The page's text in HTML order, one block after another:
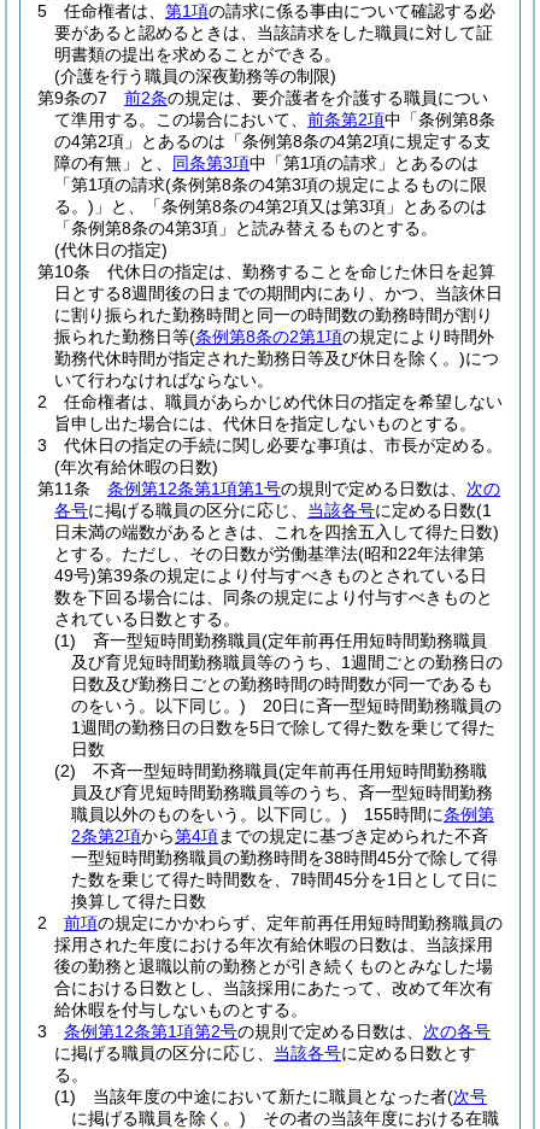
5
任命権者は、 第1項の請求に係る事由について確認する必
要があると認めるときは、当該請求をした職員に対して証
明書類の提出を求めることができる。
(介護を行う職員の深夜勤務等の制限)
第9条の7
前2条の規定は、要介護者を介護する職員につい
て準用する。
この場合において、 前条第2項中「条例第8条
の4第2項」とあるのは「条例第8条の4第2項に規定する支
障の有無」と、 同条第3項中「第1項の請求」とあるのは
「第1項の請求(条例第8条の4第3項の規定によるものに限
る。) 」と、「条例第8条の4第2項又は第3項」とあるのは
「条例第8条の4第3項」と読み替えるものとする。
(代休日の指定)
第10条
代休日の指定は、勤務することを命じた休日を起算
日とする8週間後の日までの期間内にあり、かつ、当該休日
に割り振られた勤務時間と同一の時間数の勤務時間が割り
振られた勤務日等(条例第8条の2第1項の規定により時間外
勤務代休時間が指定された勤務日等及び休日を除く。)につ
いて行わなければならない。
2
任命権者は、職員があらかじめ代休日の指定を希望しない
旨申し出た場合には、代休日を指定しないものとする。
3
代休日の指定の手続に関し必要な事項は、市長が定める。
(年次有給休暇の日数)
第11条
条例第12条第1項第1号の規則で定める日数は、 次の
各号に掲げる職員の区分に応じ、 当該各号に定める日数(1
日未満の端数があるときは、これを四捨五入して得た日数)
とする。 ただし、その日数が労働基準法(昭和22年法律第
49号)第39条の規定により付与すべきものとされている日
数を下回る場合には、同条の規定により付与すべきものと
されている日数とする。
(1)
斉一型短時間勤務職員(定年前再任用短時間勤務職員
及び育児短時間勤務職員等のうち、1週間ごとの勤務日の
日数及び勤務日ごとの勤務時間の時間数が同一であるも
のをいう。以下同じ。) 20日に斉一型短時間勤務職員の
1週間の勤務日の日数を5日で除して得た数を乗じて得た
日数
(2)
不斉一型短時間勤務職員(定年前再任用短時間勤務職
員及び育児短時間勤務職員等のうち、斉一型短時間勤務
職員以外のものをいう。以下同じ。) 155時間に条例第
2条第2項から第4項までの規定に基づき定められた不斉
一型短時間勤務職員の勤務時間を38時間45分で除して得
た数を乗じて得た時間数を、7時間45分を1日として日に
換算して得た日数
2
前項の規定にかかわらず、定年前再任用短時間勤務職員の
採用された年度における年次有給休暇の日数は、当該採用
後の勤務と退職以前の勤務とが引き続くものとみなした場
合における日数とし、当該採用にあたって、改めて年次有
給休暇を付与しないものとする。
3
条例第12条第1項第2号の規則で定める日数は、 次の各号
に掲げる職員の区分に応じ、 当該各号に定める日数とす
る。
(1)
当該年度の中途において新たに職員となった者(次号
に掲げる職員を除く。) その者の当該年度における在職